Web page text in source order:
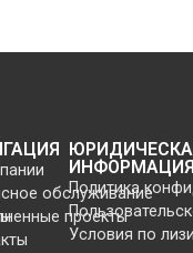
обслуживание
проекты
Политика
Условия по